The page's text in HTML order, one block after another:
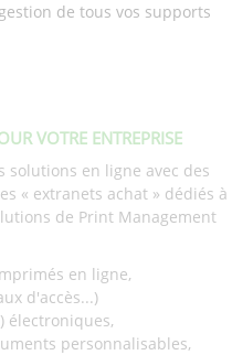
de tous vos supports
VOTRE ENTREPRISE
en ligne avec des
« extranets achat » dédiés à
de Print Management
en ligne,
d'accès...)
électroniques,
personnalisables,